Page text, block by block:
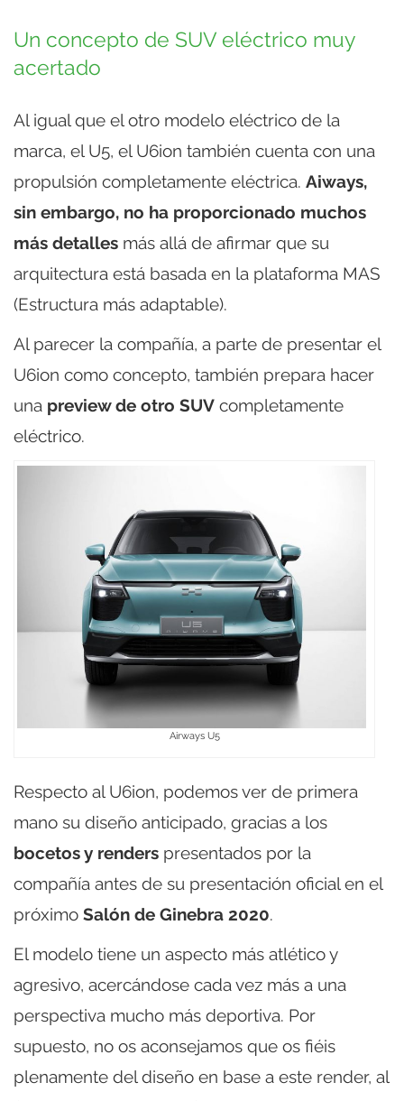
Un concepto de SUV eléctrico muy
acertado
Al igual que el otro modelo eléctrico de la
marca, el U5, el U6ion también cuenta con una
propulsión completamente eléctrica. Aiways,
sin embargo, no ha proporcionado muchos
más detalles más allá de afirmar que su
arquitectura está basada en la plataforma MAS
(Estructura más adaptable).
Al parecer la compañía, a parte de presentar el
U6ion como concepto, también prepara hacer
una preview de otro SUV completamente
eléctrico.
Airways U5
Respecto al U6ion, podemos ver de primera
mano su diseño anticipado, gracias a los
bocetos y renders presentados por la
compañía antes de su presentación oficial en el
próximo Salón de Ginebra 2020.
El modelo tiene un aspecto más atlético y
agresivo, acercándose cada vez más a una
perspectiva mucho más deportiva. Por
supuesto, no os aconsejamos que os fiéis
plenamente del diseño en base a este render, al